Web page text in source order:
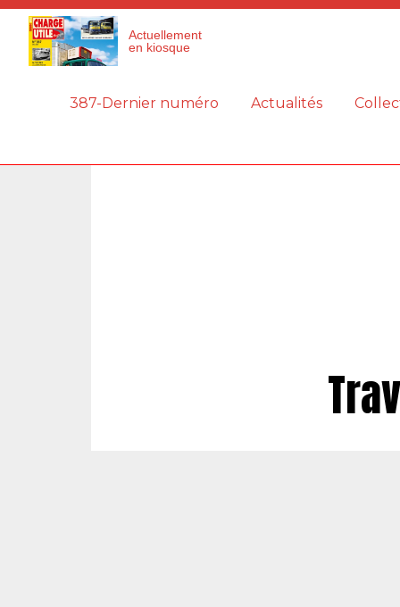
Actuellement
en kiosque
387-Dernier numéro Actualités
Panneau de gestion des cookies